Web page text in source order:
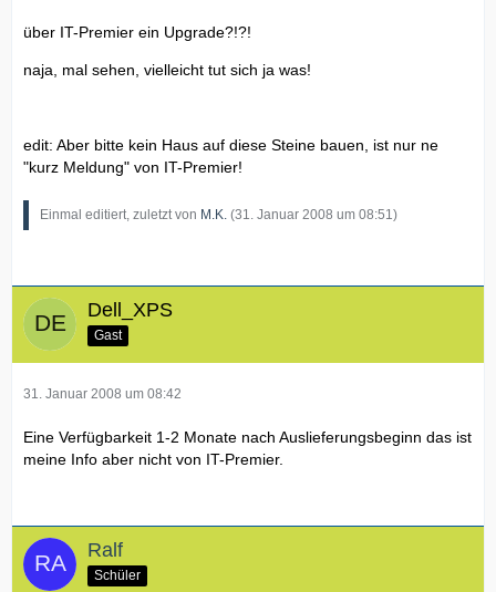
über IT-Premier ein Upgrade?!?!
naja, mal sehen, vielleicht tut sich ja was!
edit: Aber bitte kein Haus auf diese Steine bauen, ist nur ne
"kurz Meldung" von IT-Premier!
Einmal editiert, zuletzt von M.K. (31. Januar 2008 um 08:51)
Dell_XPS
Gast
31. Januar 2008 um 08:42
Eine Verfügbarkeit 1-2 Monate nach Auslieferungsbeginn das ist
meine Info aber nicht von IT-Premier.
Ralf
Schüler